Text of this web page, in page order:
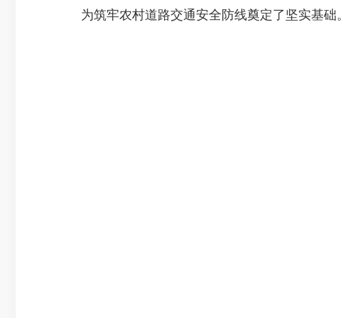
为筑牢农村道路交通安全防线奠定了坚实基础。